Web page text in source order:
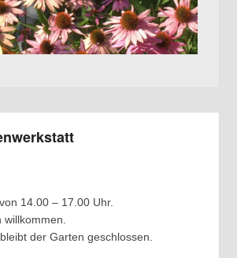
14.00 – 17.00 Uhr.
der Garten geschlossen.